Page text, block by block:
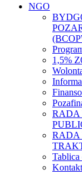
NGO
1,5%
RADA
RADA
Tablica
Kontakt